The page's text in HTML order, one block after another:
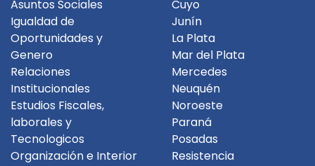
Asuntos Sociales
Igualdad de
Oportunidades y
Genero
Relaciones
Institucionales
Estudios Fiscales,
laborales y
Tecnologicos
Organización e Interior
Cuyo
Junín
La Plata
Mar del Plata
Mercedes
Neuquén
Noroeste
Paraná
Posadas
Resistencia